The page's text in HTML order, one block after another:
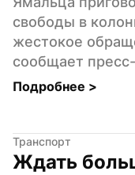
свободы в
жестокое
сообщает
Подробнее >
Транспорт
Ждать